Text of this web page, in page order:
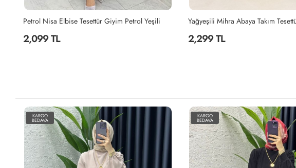
Petrol Nisa Elbise Tesettür Giyim Petrol Yeşili
2,099 TL 2,299 TL
KARGO
BEDAVA
KARGO
BEDAVA